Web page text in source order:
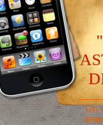
Un